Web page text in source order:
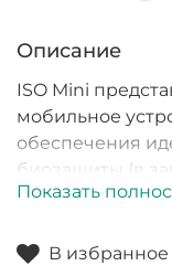
В избранное
Описание
ISO Mini
мобильное
обеспечения
биозащиты (в
Благодаря
быть
Показать